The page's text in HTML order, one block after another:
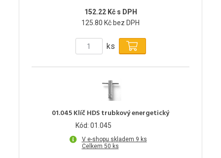
152.22 Kč s DPH
125.80 Kč bez DPH
ks
01.045 Klíč HDS trubkový energetický
Kód: 01.045
V e-shopu skladem 9 ks
Celkem 50 ks